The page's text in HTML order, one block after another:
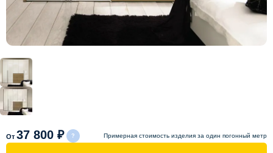
Акции и скидки
Портфолио
Видеоотзывы
От 37 800 ₽ Примерная стоимость изделия за один погонный метр